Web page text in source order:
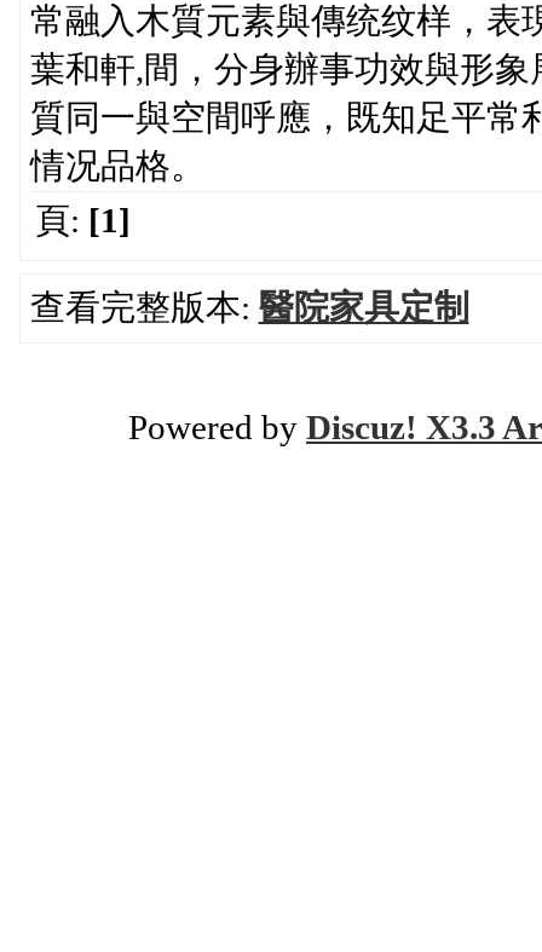
常融入木質元素與傳统纹样，表
葉和軒,間，分身辦事功效與形
質同一與空間呼應，既知足平常
情况品格。
頁: [1]
查看完整版本: 醫院家具定制
Powered by Discuz! X3.3